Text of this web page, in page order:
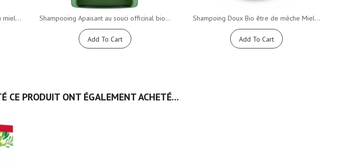
miel... Shampooing Apaisant au souci officinal bio...
Add To Cart
Shampoing Doux Bio être de mèche Miel...
Add To Cart
CE PRODUIT ONT ÉGALEMENT ACHETÉ...